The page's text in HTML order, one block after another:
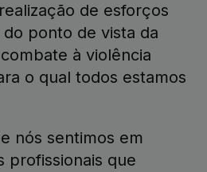
de esforços
ponto de vista da
à violência
o qual todos estamos
nós sentimos em
profissionais que